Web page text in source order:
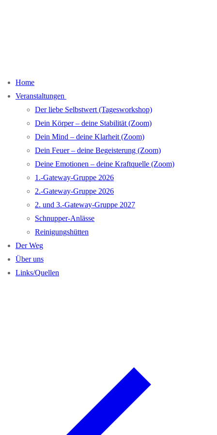
Home
Veranstaltungen
Der liebe Selbstwert (Tagesworkshop)
Dein Körper – deine Stabilität (Zoom)
Dein Mind – deine Klarheit (Zoom)
Dein Feuer – deine Begeisterung (Zoom)
Deine Emotionen – deine Kraftquelle (Zoom)
1.-Gateway-Gruppe 2026
2.-Gateway-Gruppe 2026
2. und 3.-Gateway-Gruppe 2027
Schnupper-Anlässe
Reinigungshütten
Der Weg
Über uns
Links/Quellen